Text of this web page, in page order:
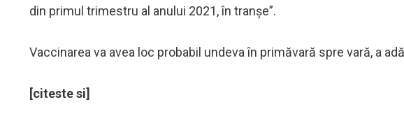
din primul trimestru al anului 2021, în tranșe”.
Vaccinarea va avea loc probabil undeva în primăvară spre vară, a
[citeste si]